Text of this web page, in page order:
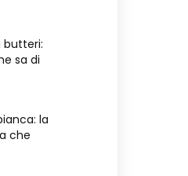
butteri:
sa di
la
che